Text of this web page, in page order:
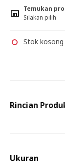
Temukan
Silakan pilih
Stok
Rincian
Ukuran